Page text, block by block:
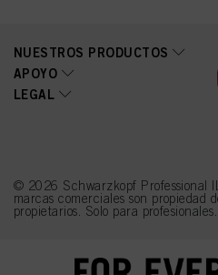
NUESTROS PRODUCTOS
APOYO
LEGAL
© 2026 Schwarzkopf Professional
marcas comerciales son propiedad
propietarios. Solo para profesionales.